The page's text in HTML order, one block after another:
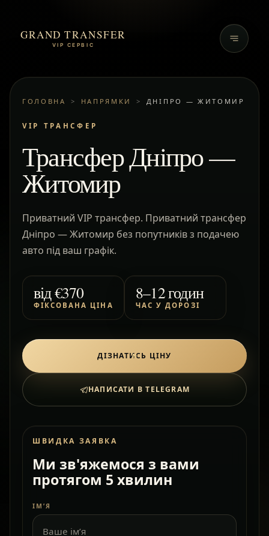
GRAND TRANSFER
VIP СЕРВІС
ГОЛОВНА > НАПРЯМКИ > ДНІПРО — ЖИТОМИР
VIP ТРАНСФЕР
Трансфер Дніпро —
Житомир
Приватний VIP трансфер. Приватний трансфер
Дніпро — Житомир без попутників з подачею
авто під ваш графік.
від€370
ФІКСОВАНА ЦІНА
8–12 годин
ЧАС У ДОРОЗІ
ДІЗНАТИСЬ ЦІНУ
НАПИСАТИ В TELEGRAM
ШВИДКА ЗАЯВКА
Ми зв'яжемося з вами
протягом 5 хвилин
ІМ’Я